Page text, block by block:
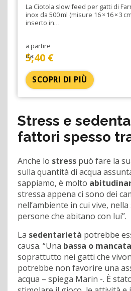
La Ciotola slow feed per gatti di
inox da 500 ml (misure 16 × 16 × 3
inserto in…
a partire
da:
5,40 €
SCOPRI DI PIÙ
Stress e
fattori spesso
Anche lo stress può fare la
sulla quantità di acqua
sappiamo, è molto
stressa appena ci sono dei
nell’ambiente in cui vive,
persone che abitano con lui”.
La sedentarietà potrebbe
causa. “Una bassa o
soprattutto nei gatti che
potrebbe non favorire una
acqua – spiega Marin -. È